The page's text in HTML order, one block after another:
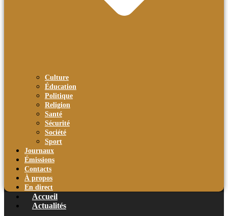
Culture
Éducation
Politique
Religion
Santé
Sécurité
Société
Sport
Journaux
Émissions
Contacts
À propos
En direct
Accueil
Actualités